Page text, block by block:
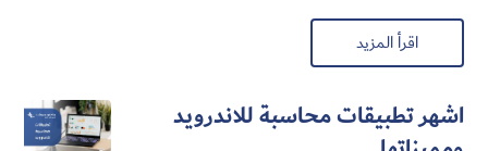
اقرأ المزيد
اشهر تطبيقات محاسبة للاندرويد